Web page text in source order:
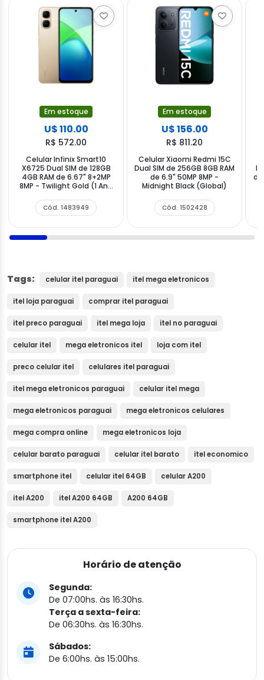
Em estoque
U$ 110.00
R$ 572.00
Celular Infinix Smart10
X6725 Dual SIM de 128GB
4GB RAM de 6.67" 8+2MP
8MP - Twilight Gold (1 Ano
Cód. 1483949
Em estoque
U$ 156.00
R$ 811.20
Celular Xiaomi Redmi 15C
Dual SIM de 256GB 8GB RAM
de 6.9" 50MP 8MP -
Midnight Black (Global)
Cód. 1502428
de
Tags: celular itel paraguai itel mega eletronicos
itel loja paraguai comprar itel paraguai
itel preco paraguai itel mega loja itel no paraguai
celular itel mega eletronicos itel loja com itel
preco celular itel celulares itel paraguai
itel mega eletronicos paraguai celular itel mega
mega eletronicos paraguai mega eletronicos celulares
mega compra online mega eletronicos loja
celular barato paraguai celular itel barato itel economico
smartphone itel celular itel 64GB celular A200
itel A200 itel A200 64GB A200 64GB
smartphone itel A200
Horário de atenção
Segunda:
De 07:00hs. às 16:30hs.
Terça a sexta-feira:
De 06:30hs. às 16:30hs.
Sábados:
De 6:00hs. às 15:00hs.